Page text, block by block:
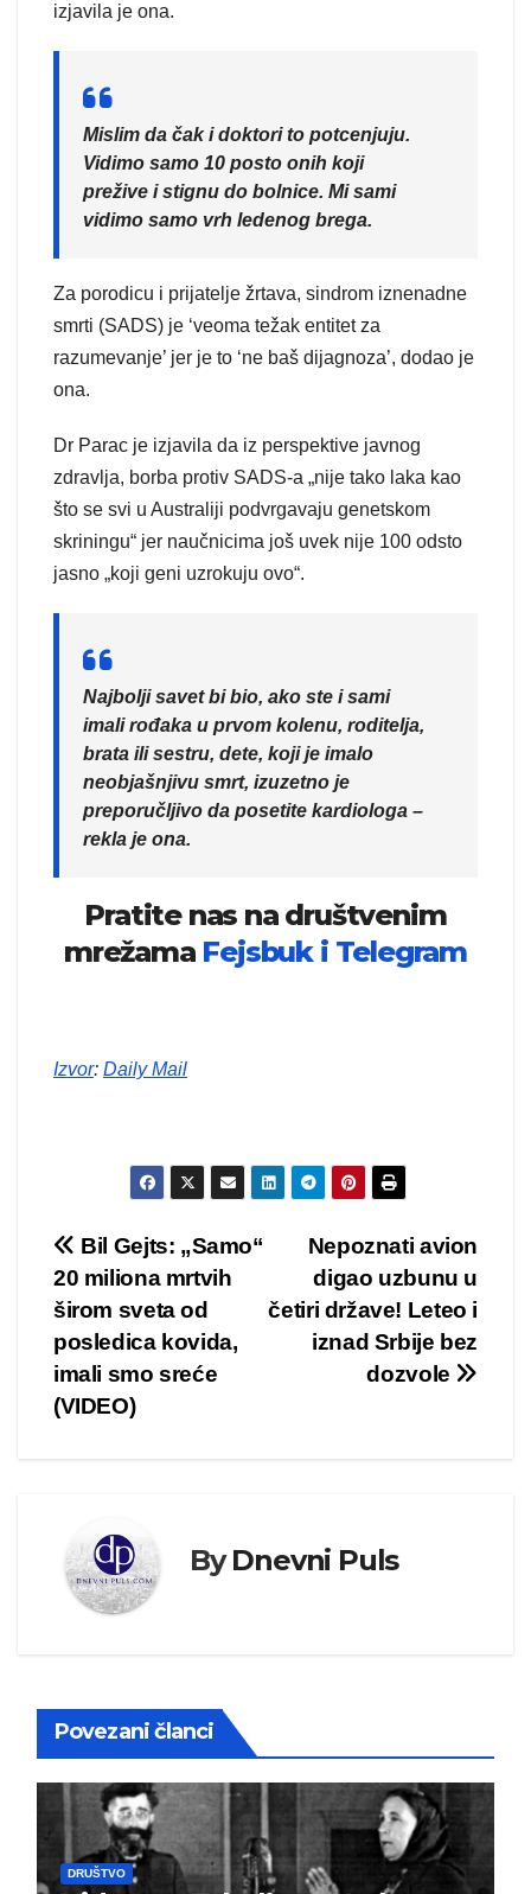
izjavila je ona.
Mislim da čak i doktori to potcenjuju.
Vidimo samo 10 posto onih koji
prežive i stignu do bolnice. Mi sami
vidimo samo vrh ledenog brega.
Za porodicu i prijatelje žrtava, sindrom iznenadne
smrti (SADS) je ‘veoma težak entitet za
razumevanje’ jer je to ‘ne baš dijagnoza’, dodao je
ona.
Dr Parac je izjavila da iz perspektive javnog
zdravlja, borba protiv SADS-a „nije tako laka kao
što se svi u Australiji podvrgavaju genetskom
skriningu“ jer naučnicima još uvek nije 100 odsto
jasno „koji geni uzrokuju ovo“.
Najbolji savet bi bio, ako ste i sami
imali rođaka u prvom kolenu, roditelja,
brata ili sestru, dete, koji je imalo
neobjašnjivu smrt, izuzetno je
preporučljivo da posetite kardiologa –
rekla je ona.
Pratite nas na društvenim
mrežama Fejsbuk i Telegram
Izvor: Daily Mail
Kretanje
članka
Nepoznati avion
digao uzbunu u
četiri države! Leteo i
iznad Srbije bez
dozvole
Bil Gejts: „Samo“
20 miliona mrtvih
širom sveta od
posledica kovida,
imali smo sreće
(VIDEO)
ByDnevni Puls
Povezani članci
DRUŠTVO